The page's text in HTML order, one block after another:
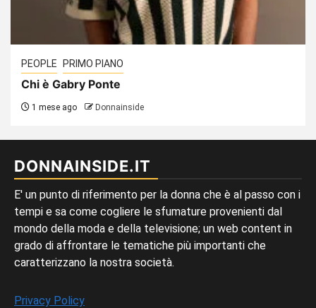
PEOPLE PRIMO PIANO
Chi è Gabry Ponte
1 mese ago Donnainside
DONNAINSIDE.IT
E' un punto di riferimento per la donna che è al passo con i
tempi e sa come cogliere le sfumature provenienti dal
mondo della moda e della televisione; un web content in
grado di affrontare le tematiche più importanti che
caratterizzano la nostra società.
Privacy Policy